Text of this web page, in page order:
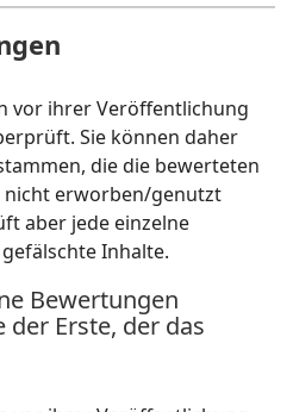
vor ihrer Veröffentlichung
Sie können daher
die die bewerteten
erworben/genutzt
aber jede einzelne
Inhalte.
Bewertungen
der Erste, der das